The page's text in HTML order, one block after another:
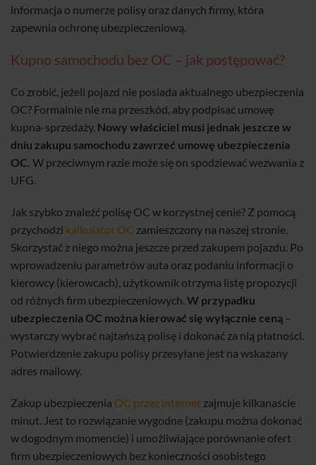
informacja o numerze polisy oraz danych firmy, która
zapewnia ochronę ubezpieczeniową.
Kupno samochodu bez OC – jak postępować?
Co zrobić, jeżeli pojazd nie posiada aktualnego ubezpieczenia
OC? Formalnie nie ma przeszkód, aby podpisać umowę
kupna-sprzedaży. Nowy właściciel musi jednak jeszcze w
dniu zakupu samochodu zawrzeć umowę ubezpieczenia
OC. W przeciwnym razie może się on spodziewać wezwania z
UFG.
Jak szybko znaleźć polisę OC w korzystnej cenie? Z pomocą
przychodzi kalkulator OC zamieszczony na naszej stronie.
Skorzystać z niego można jeszcze przed zakupem pojazdu. Po
wprowadzeniu parametrów auta oraz podaniu informacji o
kierowcy (kierowcach), użytkownik otrzyma listę propozycji
od różnych firm ubezpieczeniowych. W przypadku
ubezpieczenia OC można kierować się wyłącznie ceną –
wystarczy wybrać najtańszą polisę i dokonać za nią płatności.
Potwierdzenie zakupu polisy przesyłane jest na wskazany
adres mailowy.
Zakup ubezpieczenia OC przez internet zajmuje kilkanaście
minut. Jest to rozwiązanie wygodne (zakupu można dokonać
w dogodnym momencie) i umożliwiające porównanie ofert
firm ubezpieczeniowych bez konieczności osobistego